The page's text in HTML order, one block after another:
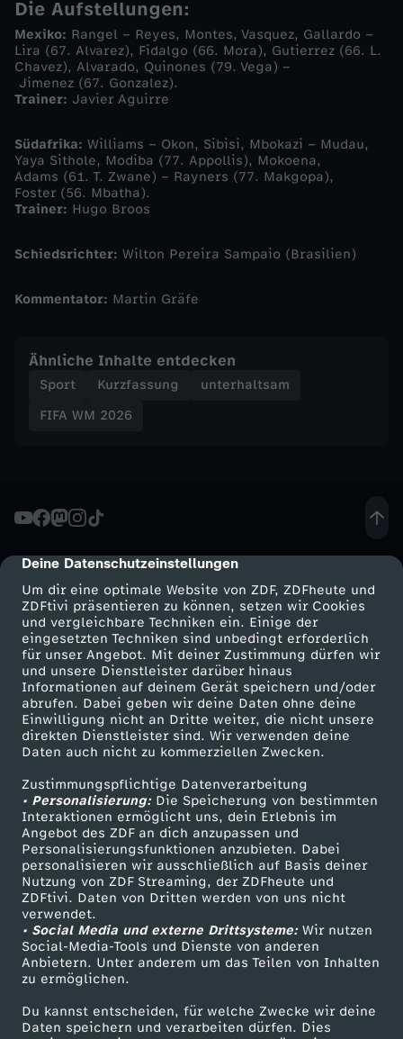
cmp-dialog-description
Deine Datenschutzeinstellungen
Um dir eine optimale Website von ZDF, ZDFheute und
ZDFtivi präsentieren zu können, setzen wir Cookies
und vergleichbare Techniken ein. Einige der
eingesetzten Techniken sind unbedingt erforderlich
für unser Angebot. Mit deiner Zustimmung dürfen wir
und unsere Dienstleister darüber hinaus
Informationen auf deinem Gerät speichern und/oder
abrufen. Dabei geben wir deine Daten ohne deine
Einwilligung nicht an Dritte weiter, die nicht unsere
direkten Dienstleister sind. Wir verwenden deine
Daten auch nicht zu kommerziellen Zwecken.
Zustimmungspflichtige Datenverarbeitung
• Personalisierung:Die Speicherung von bestimmten
Interaktionen ermöglicht uns, dein Erlebnis im
Angebot des ZDF an dich anzupassen und
Personalisierungsfunktionen anzubieten. Dabei
personalisieren wir ausschließlich auf Basis deiner
Nutzung von ZDF Streaming, der ZDFheute und
ZDFtivi. Daten von Dritten werden von uns nicht
verwendet.
• Social Media und externe Drittsysteme:Wir nutzen
Social-Media-Tools und Dienste von anderen
Anbietern. Unter anderem um das Teilen von Inhalten
zu ermöglichen.
Du kannst entscheiden, für welche Zwecke wir deine
Daten speichern und verarbeiten dürfen. Dies
r
t
u
m
A
u
t
a
t
d
e
r
F
u
ß
b
a
l
l
-
Die Aufstellungen:
Mexiko: Rangel – Reyes, Montes, Vasquez, Gallardo –
Lira (67. Alvarez), Fidalgo (66. Mora), Gutierrez (66. L.
Chavez), Alvarado, Quinones (79. Vega) –
Jimenez (67. Gonzalez).
Trainer: Javier Aguirre
Südafrika: Williams – Okon, Sibisi, Mbokazi – Mudau,
Yaya Sithole, Modiba (77. Appollis), Mokoena,
Adams (61. T. Zwane) – Rayners (77. Makgopa),
Foster (56. Mbatha).
Trainer: Hugo Broos
Schiedsrichter: Wilton Pereira Sampaio (Brasilien)
Kommentator: Martin Gräfe
Ähnliche Inhalte entdecken
Sport Kurzfassung
unterhaltsam
FIFA WM 2026
Mehr ZDF
ZDF-Apps
Smart TV
ZDFtext
Livestreams
Sendungen A-Z
TV-Programm
Service
ZDFmitreden
Kontakt zum ZDF
Tickets
Zuschauerservice
Hilfe
ZDF Unternehmen
Karriere
ZDF goes Schule